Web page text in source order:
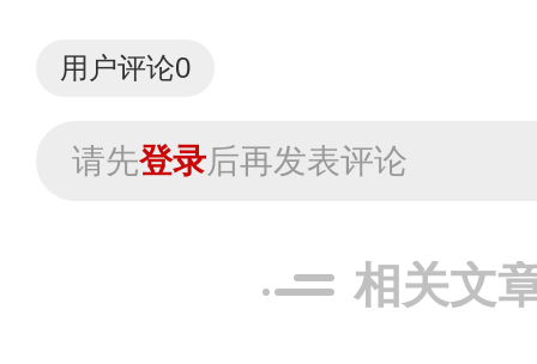
用户评论0
请先登录后再发表评论
相关文